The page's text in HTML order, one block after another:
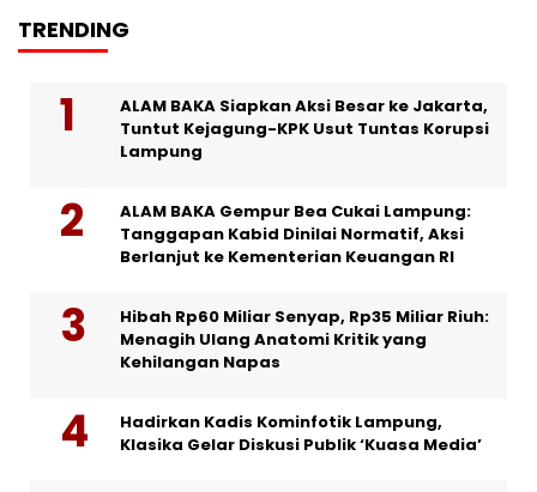
TRENDING
ALAM BAKA Siapkan Aksi Besar ke Jakarta,
Tuntut Kejagung-KPK Usut Tuntas Korupsi
Lampung
ALAM BAKA Gempur Bea Cukai Lampung:
Tanggapan Kabid Dinilai Normatif, Aksi
Berlanjut ke Kementerian Keuangan RI
Hibah Rp60 Miliar Senyap, Rp35 Miliar Riuh:
Menagih Ulang Anatomi Kritik yang
Kehilangan Napas
Hadirkan Kadis Kominfotik Lampung,
Klasika Gelar Diskusi Publik ‘Kuasa Media’